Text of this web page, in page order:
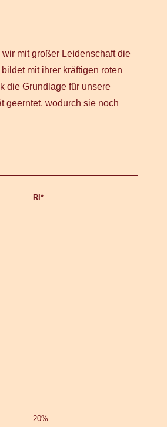
mit großer Leidenschaft die
mit ihrer kräftigen roten
die Grundlage für unsere
geerntet, wodurch sie noch
RI*
20%